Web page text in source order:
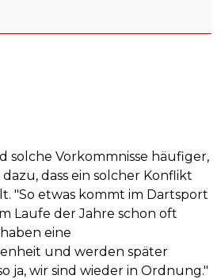
solche Vorkommnisse häufiger,
dass ein solcher Konflikt
"So etwas kommt im Dartsport
Laufe der Jahre schon oft
eine
und werden später
ja, wir sind wieder in Ordnung."